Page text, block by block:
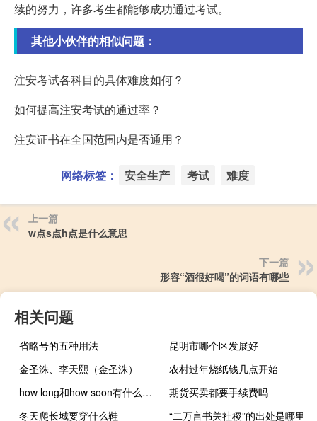
续的努力，许多考生都能够成功通过考试。
其他小伙伴的相似问题：
注安考试各科目的具体难度如何？
如何提高注安考试的通过率？
注安证书在全国范围内是否通用？
网络标签： 安全生产 考试 难度
上一篇
w点s点h点是什么意思
下一篇
形容“酒很好喝”的词语有哪些
相关问题
省略号的五种用法
昆明市哪个区发展好
金圣洙、李天熙（金圣洙）
农村过年烧纸钱几点开始
how long和how soon有什么区别
期货买卖都要手续费吗
冬天爬长城要穿什么鞋
“二万言书关社稷”的出处是哪里